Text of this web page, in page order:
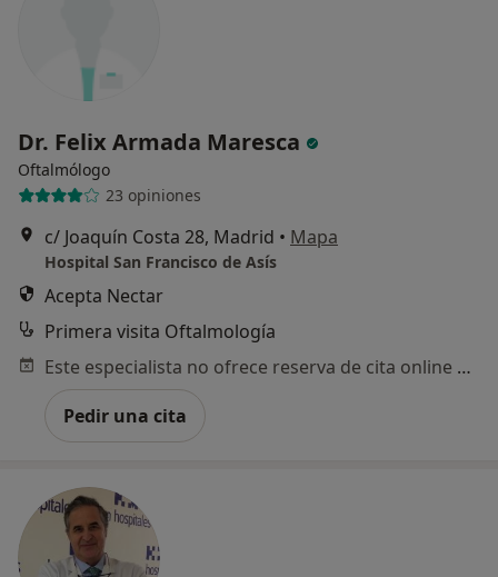
Dr. Felix Armada Maresca
Oftalmólogo
23 opiniones
c/ Joaquín Costa 28, Madrid • Mapa
Hospital San Francisco de Asís
Acepta Nectar
Primera visita Oftalmología
Este especialista no ofrece reserva de cita online en esta dirección.
Pedir una cita